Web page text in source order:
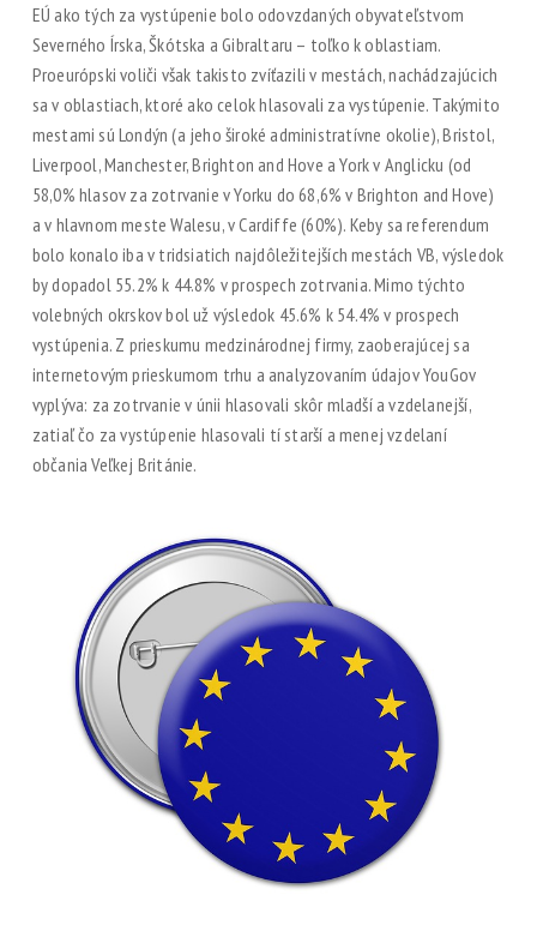
EÚ ako tých za vystúpenie bolo odovzdaných obyvateľstvom
Severného Írska, Škótska a Gibraltaru – toľko k oblastiam.
Proeurópski voliči však takisto zvíťazili v mestách, nachádzajúcich
sa v oblastiach, ktoré ako celok hlasovali za vystúpenie. Takýmito
mestami sú Londýn (a jeho široké administratívne okolie), Bristol,
Liverpool, Manchester, Brighton and Hove a York v Anglicku (od
58,0% hlasov za zotrvanie v Yorku do 68,6% v Brighton and Hove)
a v hlavnom meste Walesu, v Cardiffe (60%). Keby sa referendum
bolo konalo iba v tridsiatich najdôležitejších mestách VB, výsledok
by dopadol 55.2% k 44.8% v prospech zotrvania. Mimo týchto
volebných okrskov bol už výsledok 45.6% k 54.4% v prospech
vystúpenia. Z prieskumu medzinárodnej firmy, zaoberajúcej sa
internetovým prieskumom trhu a analyzovaním údajov YouGov
vyplýva: za zotrvanie v únii hlasovali skôr mladší a vzdelanejší,
zatiaľ čo za vystúpenie hlasovali tí starší a menej vzdelaní
občania Veľkej Británie.